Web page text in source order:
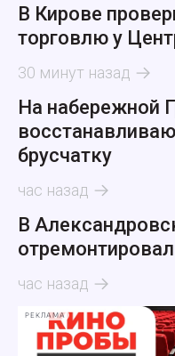
В Кирове
торговлю у
30 минут назад
На набережной
брусчатку
час назад
В
час назад
РЕКЛАМА